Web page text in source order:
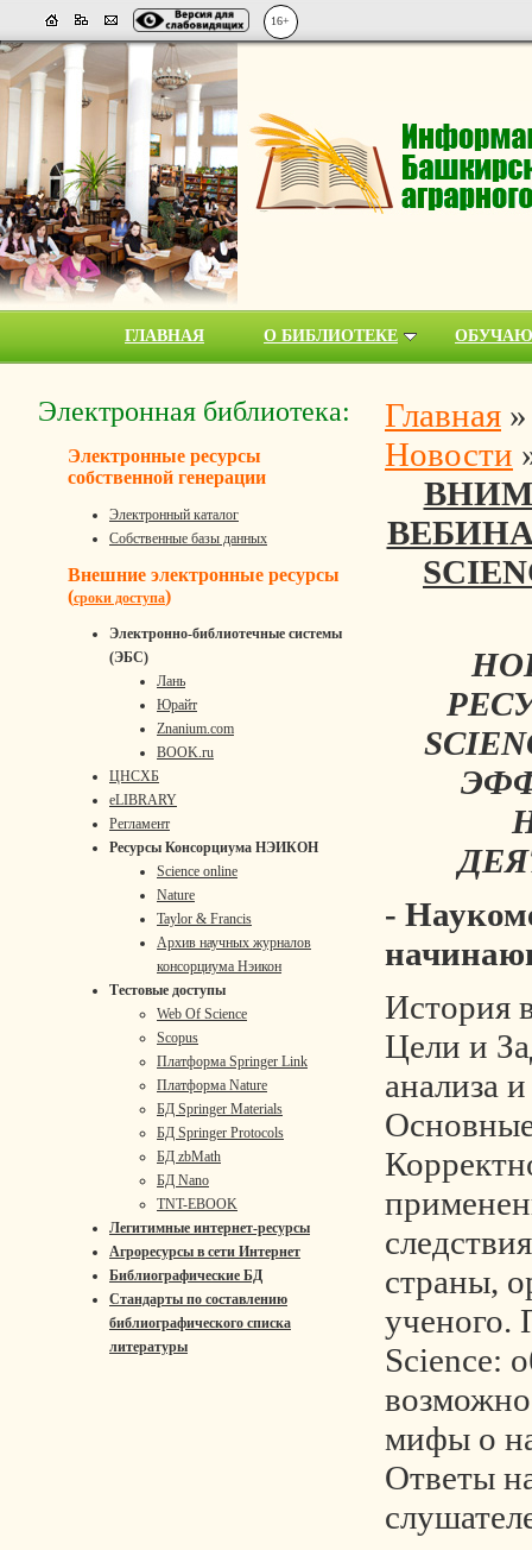
16+
ГЛАВНАЯ О БИБЛИОТЕКЕ
Электронная библиотека:
Электронные ресурсы
собственной генерации
Электронный каталог
Собственные базы данных
Внешние электронные ресурсы
(сроки доступа)
Электронно-библиотечные системы
(ЭБС)
Лань
Юрайт
Znanium.com
BOOK.ru
ЦНСХБ
eLIBRARY
Регламент
Ресурсы Консорциума НЭИКОН
Science online
Nature
Taylor & Francis
Архив научных журналов
консорциума Нэикон
Тестовые доступы
Web Of Science
Scopus
Платформа Springer Link
Платформа Nature
БД Springer Materials
БД Springer Protocols
БД zbMath
БД Nano
TNT-EBOOK
Легитимные интернет-ресурсы
Агроресурсы в сети Интернет
Библиографические БД
Стандарты по составлению
библиографического списка
литературы
Главная
Новости
-
История
Цели и
анализа
страны,
ученого.
Science:
мифы о
Ответы